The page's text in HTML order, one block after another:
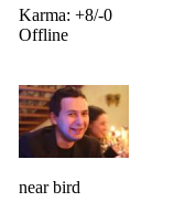
Karma: +8/-0
Offline
near bird